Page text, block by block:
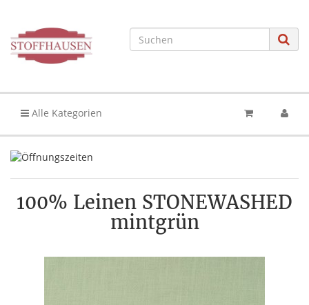
Alle Kategorien
100% Leinen STONEWASHED
mintgrün